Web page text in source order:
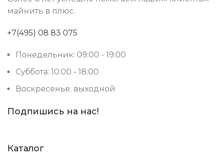
майнить в плюс.
+7(495) 08 83 075
Понедельник: 09:00 - 19:00
Суббота: 10:00 - 18:00
Воскресенье: выходной
Подпишись на нас!
Каталог